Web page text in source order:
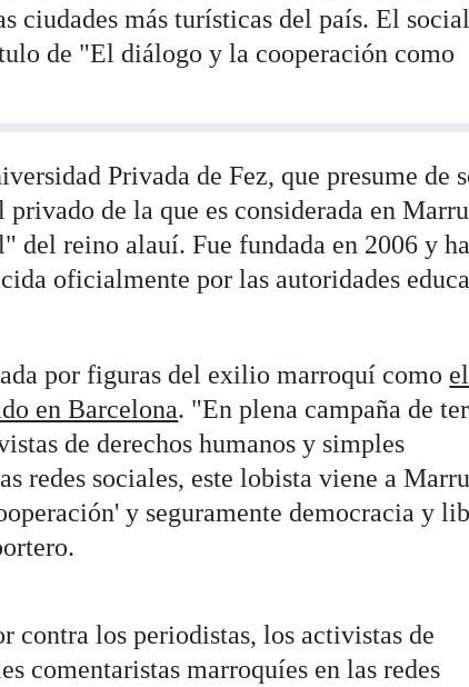
ciudades más turísticas del país. El
de "El diálogo y la cooperación como
Privada de Fez, que presume de
de la que es considerada en
reino alauí. Fue fundada en 2006 y
oficialmente por las autoridades
por figuras del exilio marroquí como el
en Barcelona. "En plena campaña de
de derechos humanos y simples
redes sociales, este lobista viene a
y seguramente democracia y
contra los periodistas, los activistas de
comentaristas marroquíes en las redes